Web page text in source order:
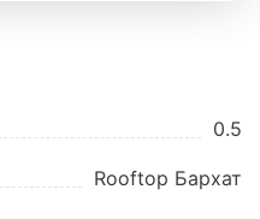
0.5
Rooftop Бархат